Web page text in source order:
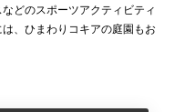
どのスポーツアクティビティ
、ひまわりコキアの庭園もお